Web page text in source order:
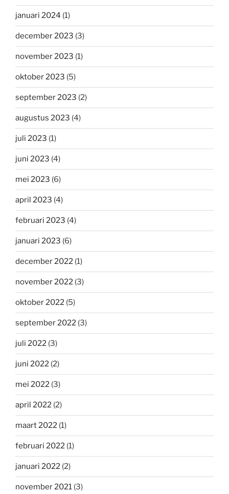
januari 2024 (1)
december 2023 (3)
november 2023 (1)
oktober 2023 (5)
september 2023 (2)
augustus 2023 (4)
juli 2023 (1)
juni 2023 (4)
mei 2023 (6)
april 2023 (4)
februari 2023 (4)
januari 2023 (6)
december 2022 (1)
november 2022 (3)
oktober 2022 (5)
september 2022 (3)
juli 2022 (3)
juni 2022 (2)
mei 2022 (3)
april 2022 (2)
maart 2022 (1)
februari 2022 (1)
januari 2022 (2)
november 2021 (3)